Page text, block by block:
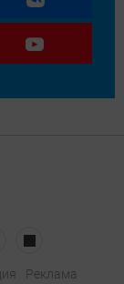
Реклама